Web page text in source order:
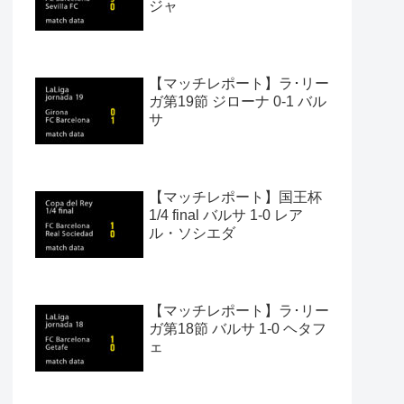
ジャ
【マッチレポート】ラ･リー
ガ第19節 ジローナ 0-1 バル
サ
【マッチレポート】国王杯
1/4 final バルサ 1-0 レア
ル・ソシエダ
【マッチレポート】ラ･リー
ガ第18節 バルサ 1-0 ヘタフ
ェ